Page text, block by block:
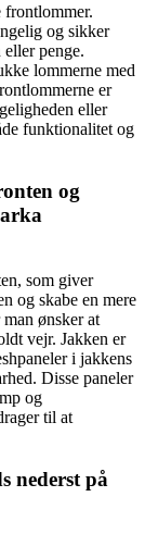
frontlommer.
og sikker
penge.
lommerne med
er
eller
funktionalitet og
og
som giver
og skabe en mere
ønsker at
vejr. Jakken er
i jakkens
Disse paneler
og
til at
nederst på